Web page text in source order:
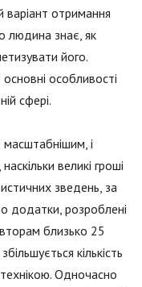
варіант отримання
людина знає, як
його.
основні особливості
сфері.
масштабнішим, і
великі гроші
зведень, за
додатки, розроблені
близько 25
кількість
Одночасно